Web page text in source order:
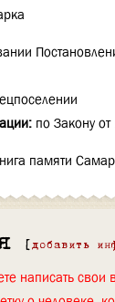
по Закону
памяти
[ добавить
написать свои